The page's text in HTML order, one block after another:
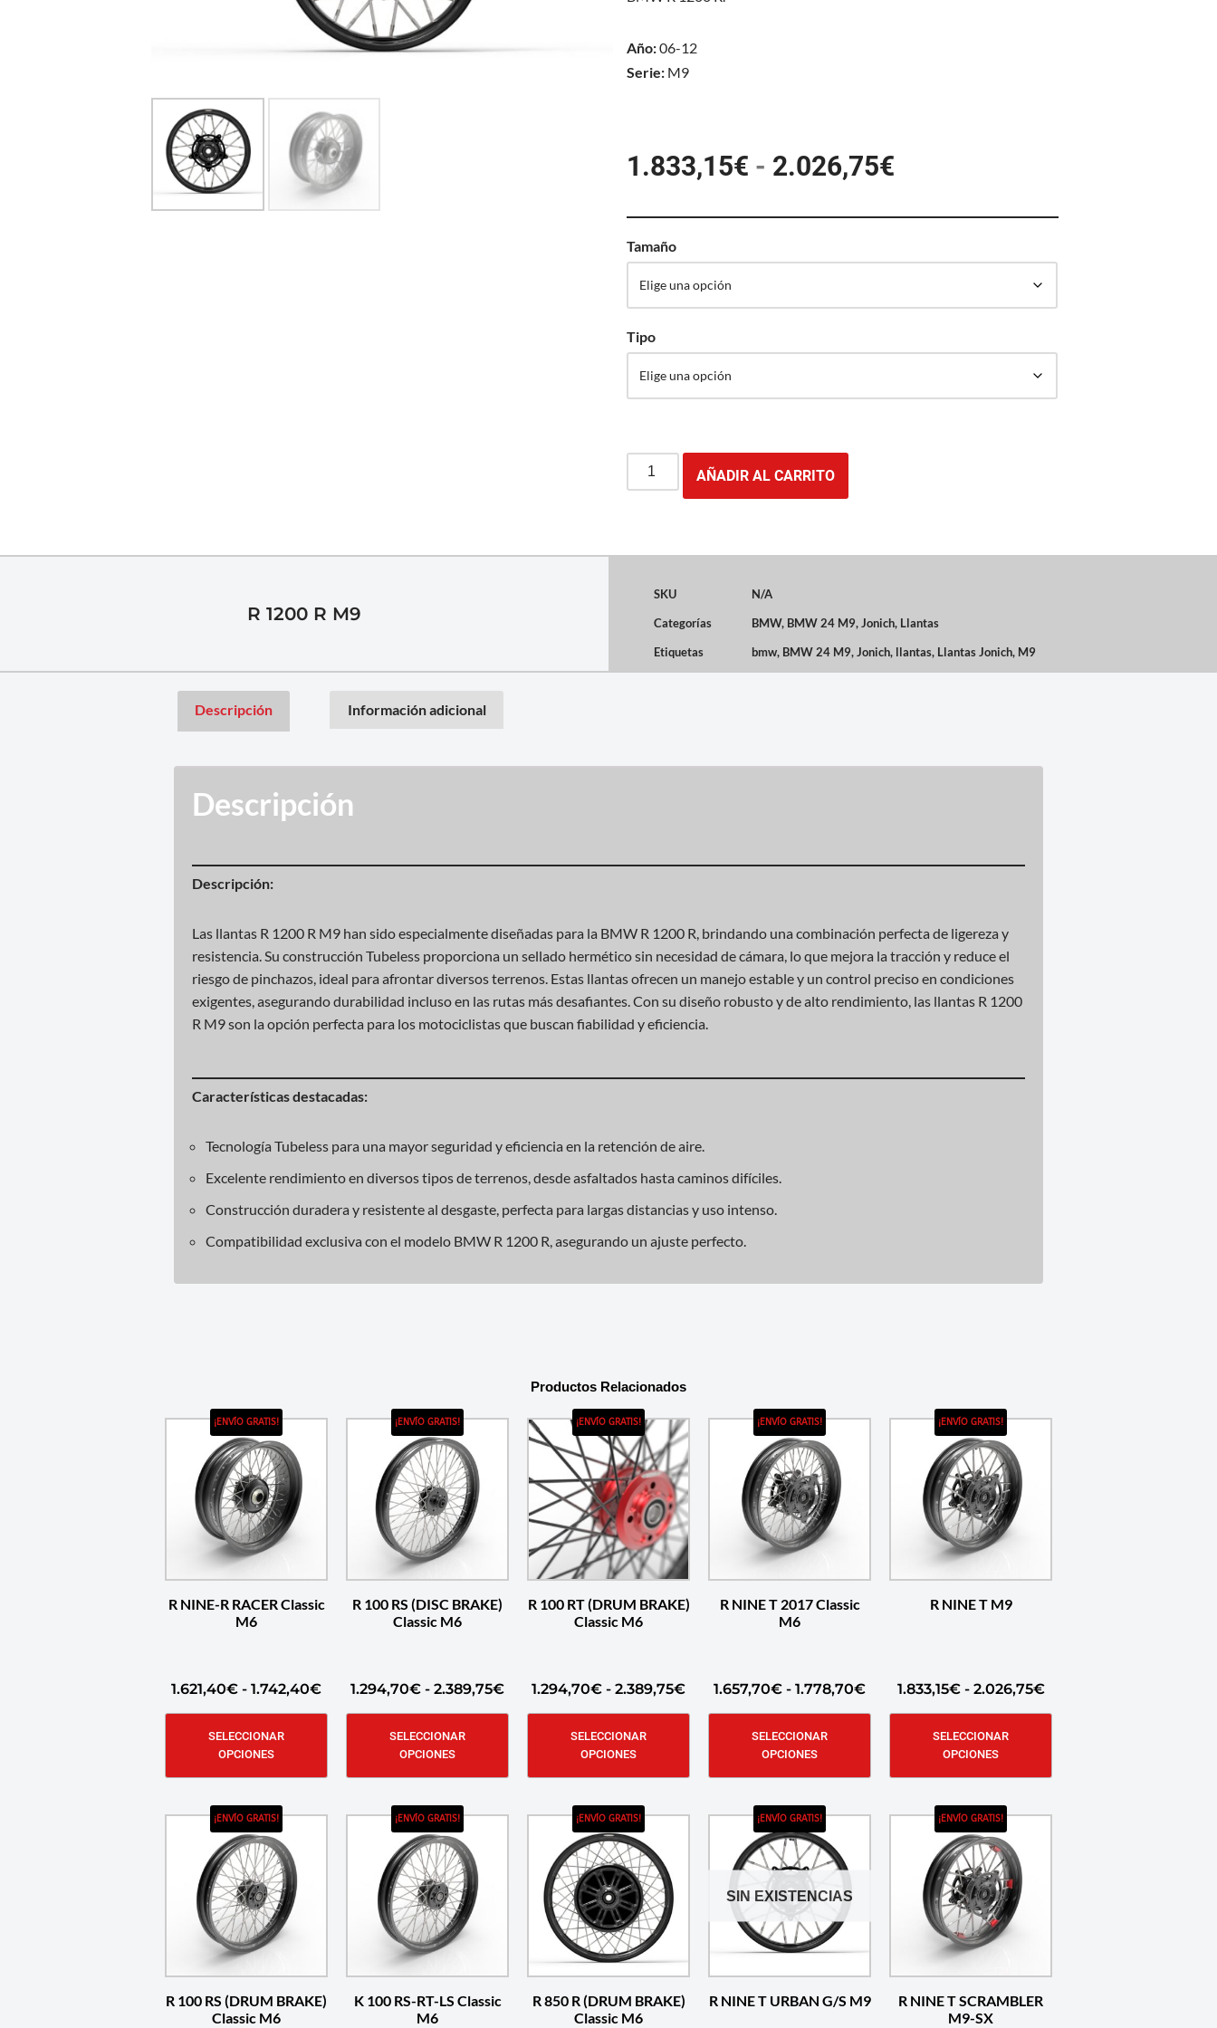
Año:06-12
Serie: M9
1.833,15€ - 2.026,75€
Tamaño
Tipo
AÑADIR AL CARRITO
R 1200 R M9
SKU
N/A
Categorías
BMW, BMW 24 M9,Jonich, Llantas
Etiquetas
bmw, BMW 24 M9,Jonich, llantas, Llantas Jonich, M9
Descripción Información adicional
Descripción
Descripción:
Las llantas R 1200 R M9 han sido especialmente diseñadas para la BMW R 1200 R, brindando una combinación perfecta de ligereza y
resistencia. Su construcción Tubeless proporciona un sellado hermético sin necesidad de cámara, lo que mejora la tracción y reduce el
riesgo de pinchazos, ideal para afrontar diversos terrenos. Estas llantas ofrecen un manejo estable y un control preciso en condiciones
exigentes, asegurando durabilidad incluso en las rutas más desafiantes. Con su diseño robusto y de alto rendimiento, las llantas R 1200
R M9 son la opción perfecta para los motociclistas que buscan fiabilidad y eficiencia.
Características destacadas:
Tecnología Tubeless para una mayor seguridad y eficiencia en la retención de aire.
Excelente rendimiento en diversos tipos de terrenos, desde asfaltados hasta caminos difíciles.
Construcción duradera y resistente al desgaste, perfecta para largas distancias y uso intenso.
Compatibilidad exclusiva con el modelo BMW R 1200 R, asegurando un ajuste perfecto.
Productos Relacionados
¡ENVÍO GRATIS!
R NINE-R RACER Classic
M6
1.621,40€ - 1.742,40€
SELECCIONAR
OPCIONES
¡ENVÍO GRATIS!
R 100 RS (DISC BRAKE)
Classic M6
1.294,70€ - 2.389,75€
SELECCIONAR
OPCIONES
¡ENVÍO GRATIS!
R 100 RT (DRUM BRAKE)
Classic M6
1.294,70€ - 2.389,75€
SELECCIONAR
OPCIONES
¡ENVÍO GRATIS!
R NINE T 2017 Classic
M6
1.657,70€ - 1.778,70€
SELECCIONAR
OPCIONES
¡ENVÍO GRATIS!
R NINE T M9
1.833,15€ - 2.026,75€
SELECCIONAR
OPCIONES
¡ENVÍO GRATIS!
R 100 RS (DRUM BRAKE)
Classic M6
¡ENVÍO GRATIS!
K 100 RS-RT-LS Classic
M6
¡ENVÍO GRATIS!
R 850 R (DRUM BRAKE)
Classic M6
SIN EXISTENCIAS
¡ENVÍO GRATIS!
R NINE T URBAN G/S M9
¡ENVÍO GRATIS!
R NINE T SCRAMBLER
M9-SX